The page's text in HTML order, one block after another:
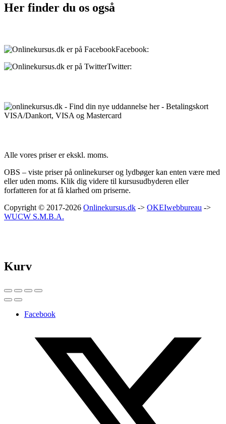
Her finder du os også
Facebook:
Twitter:
Alle vores priser er ekskl. moms.
OBS – viste priser på onlinekurser og lydbøger kan enten være med
eller uden moms. Klik dig videre til kursusudbyderen eller
forfatteren for at få klarhed om priserne.
Copyright © 2017-2026 Onlinekursus.dk -> OKEIwebbureau ->
WUCW S.M.B.A.
Kurv
Facebook